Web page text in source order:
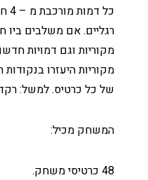
רגליים. אם משלבים ביו
מקוריות וגם דמויות
מקוריות היעזרו
של כל כרטיס. למשל:
המשחק מכיל:
48 כרטיסי משחק.